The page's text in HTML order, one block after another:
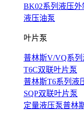
BK02系列液压外
液压油泵
叶片泵
普林斯V/VQ系列
T6C双联叶片泵
普林斯T6系列液
SQP双联叶片泵
定量液压泵普林